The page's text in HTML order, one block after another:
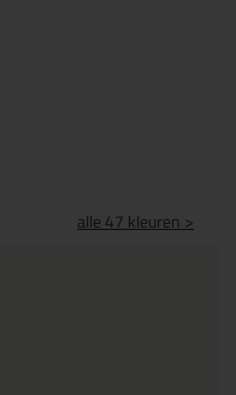
alle 47 kleuren >